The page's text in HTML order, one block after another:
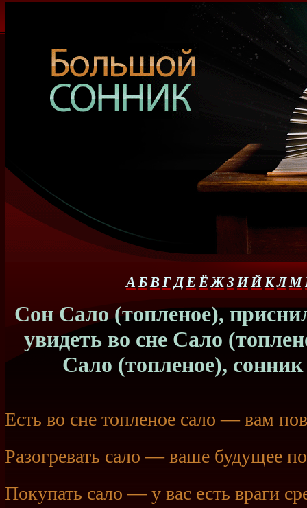
А БВГДЕ Ё ЖЗ ИЙКЛМ
Сон Сало (топленое),
увидеть во сне Сало
Сало (топленое),
Есть во сне топленое сало — вам
Разогревать сало — ваше будущее
Покупать сало — у вас есть враги